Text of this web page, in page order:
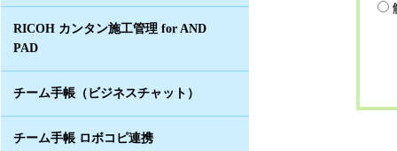
RICOH カンタン施工管理 for AND
PAD
チーム手帳（ビジネスチャット）
チーム手帳 ロボコピ連携